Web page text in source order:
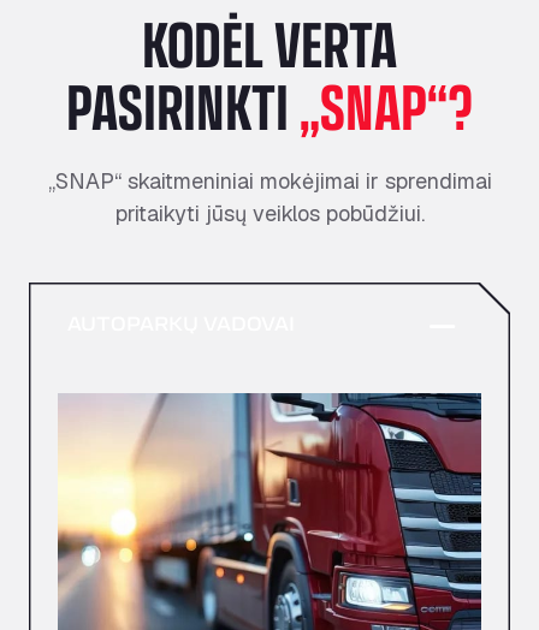
KODĖL VERTA
PASIRINKTI„SNAP“?
„SNAP“ skaitmeniniai mokėjimai ir sprendimai
pritaikyti jūsų veiklos pobūdžiui.